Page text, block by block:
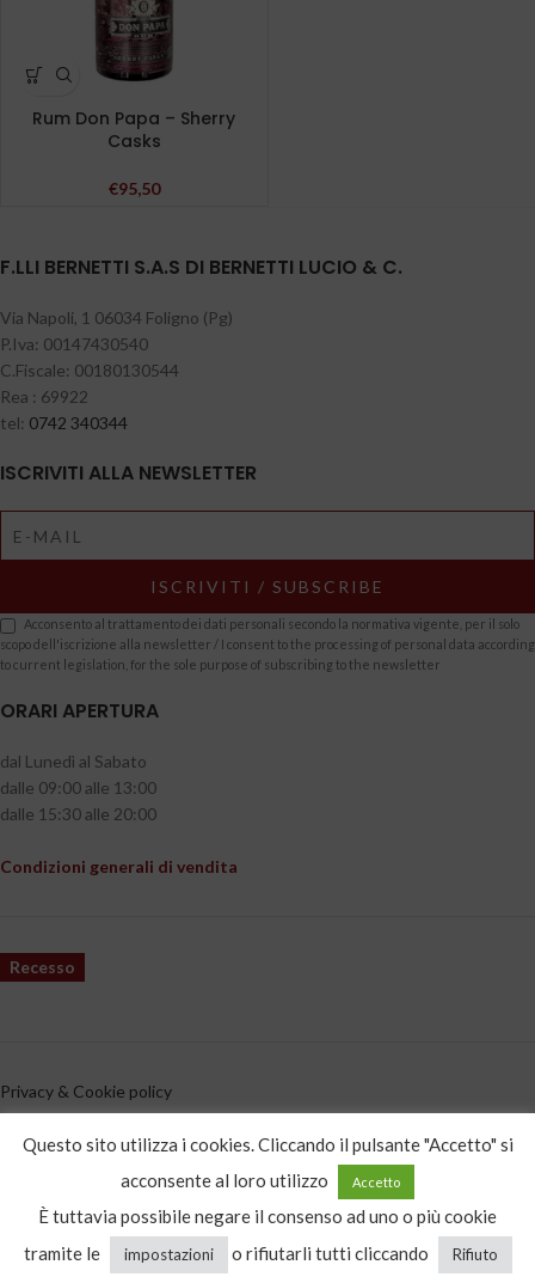
Rum Don Papa – Sherry
Casks
€95,50
F.LLI BERNETTI S.A.S DI BERNETTI LUCIO & C.
Via Napoli, 1 06034 Foligno (Pg)
P.Iva: 00147430540
C.Fiscale: 00180130544
Rea : 69922
tel: 0742 340344
ISCRIVITI ALLA NEWSLETTER
Acconsento al trattamento dei dati personali secondo la normativa vigente, per il solo
scopo dell'iscrizione alla newsletter / I consent to the processing of personal data according
to current legislation, for the sole purpose of subscribing to the newsletter
ORARI APERTURA
dal Lunedì al Sabato
dalle 09:00 alle 13:00
dalle 15:30 alle 20:00
Condizioni generali di vendita
Recesso
Privacy & Cookie policy
CATEGORIE PRODOTTO
Distillati d’autore
Questo sito utilizza i cookies. Cliccando il pulsante "Accetto" si
acconsente al loro utilizzo
Accetto
È tuttavia possibile negare il consenso ad uno o più cookie
tramite le
impostazioni o rifiutarli tutti cliccando Rifiuto